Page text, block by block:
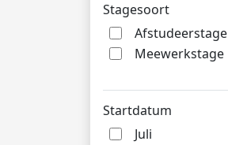
Stagesoort
Afstudeerstage
Meewerkstage
Startdatum
Juli